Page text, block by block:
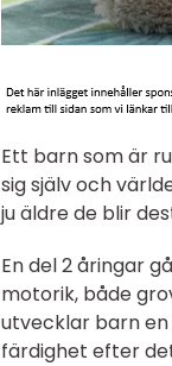
Ett barn som är
sig själv och
ju äldre de blir
En del 2 åringar
motorik, både
utvecklar barn
färdighet efter